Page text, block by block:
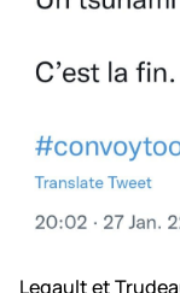
Legault et